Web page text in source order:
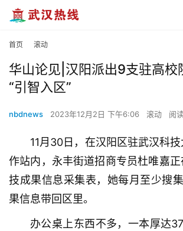
首页 滚动
华山论见|汉阳派出9支驻高校
“引智入区”
nbdnews 2023年12月2日 下午6:06 滚动 阅
11月30日，在汉阳区驻武汉科
作站内，永丰街道招商专员杜唯嘉
技成果信息采集表，她每月至少搜
果信息带回区里。
办公桌上东西不多，一本厚达